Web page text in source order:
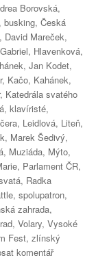
Borovská,
,busking,Česká
, David Mareček,
Gabriel, Hlavenková,
,Jan Kodet,
, Kačo, Kahánek,
, Katedrála svatého
,klavíristé,
, Leidlová, Liteň,
, Marek Šedivý,
, Muziáda, Mýto,
, Parlament ČR,
, Radka
,spolupatron,
zahrada,
,Volary,Vysoké
Fest,zlínský
komentářpro